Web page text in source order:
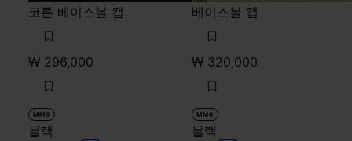
코튼 베이스볼 캡
₩ 296,000
MM6
블랙
베이스볼 캡
₩ 320,000
MM6
블랙